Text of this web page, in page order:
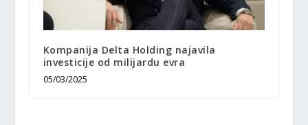
Kompanija Delta Holding najavila
investicije od milijardu evra
05/03/2025